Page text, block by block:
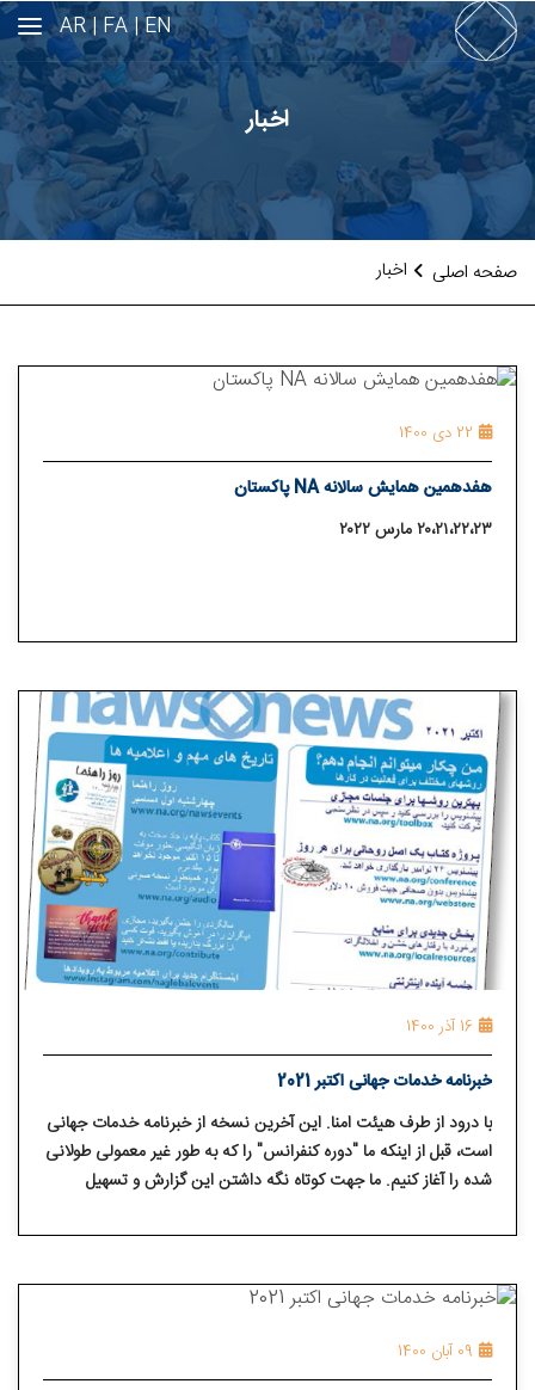
EN |
FA |
AR
اخبار
صفحه اصلی اخبار
22 دی 1400
هفدهمین همایش سالانه NA پاکستان
۲۰،۲۱،۲۲،۲۳ مارس ۲۰۲۲
16 آذر 1400
خبرنامه خدمات جهانی اکتبر 2021
با درود از طرف هیئت امنا. این آخرین نسخه از خبرنامه خدمات جهانی
است، قبل از اینکه ما "دوره کنفرانس" را که به طور غیر معمولی طولانی
شده را آغاز کنیم. ما جهت کوتاه نگه داشتن این گزارش و تسهیل
پردازیم. ما به طور خلاصه به گزارش تائید شده کنفرانس / دستور کار
09 آبان 1400